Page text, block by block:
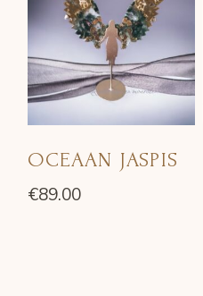
OCEAAN JASPIS
€89.00